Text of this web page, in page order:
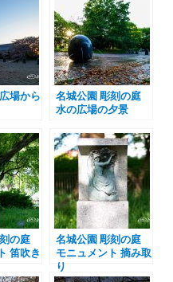
場から
名城公園 彫刻の庭
水の広場の夕景
の庭
笛吹き
名城公園 彫刻の庭
モニュメント 摘み取
り